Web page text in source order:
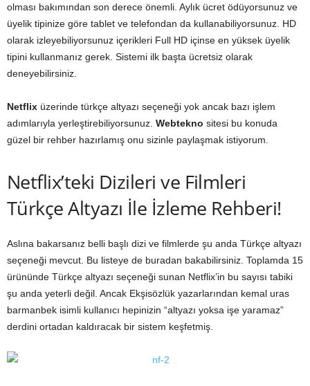
olması bakımından son derece önemli. Aylık ücret ödüyorsunuz ve
üyelik tipinize göre tablet ve telefondan da kullanabiliyorsunuz. HD
olarak izleyebiliyorsunuz içerikleri Full HD içinse en yüksek üyelik
tipini kullanmanız gerek. Sistemi ilk başta ücretsiz olarak
deneyebilirsiniz.
Netflix üzerinde türkçe altyazı seçeneği yok ancak bazı işlem
adımlarıyla yerleştirebiliyorsunuz. Webtekno sitesi bu konuda
güzel bir rehber hazırlamış onu sizinle paylaşmak istiyorum.
Netflix’teki Dizileri ve Filmleri
Türkçe Altyazı İle İzleme Rehberi!
Aslına bakarsanız belli başlı dizi ve filmlerde şu anda Türkçe altyazı
seçeneği mevcut. Bu listeye de buradan bakabilirsiniz. Toplamda 15
ürününde Türkçe altyazı seçeneği sunan Netflix’in bu sayısı tabiki
şu anda yeterli değil. Ancak Ekşisözlük yazarlarından kemal uras
barmanbek isimli kullanıcı hepinizin “altyazı yoksa işe yaramaz”
derdini ortadan kaldıracak bir sistem keşfetmiş.